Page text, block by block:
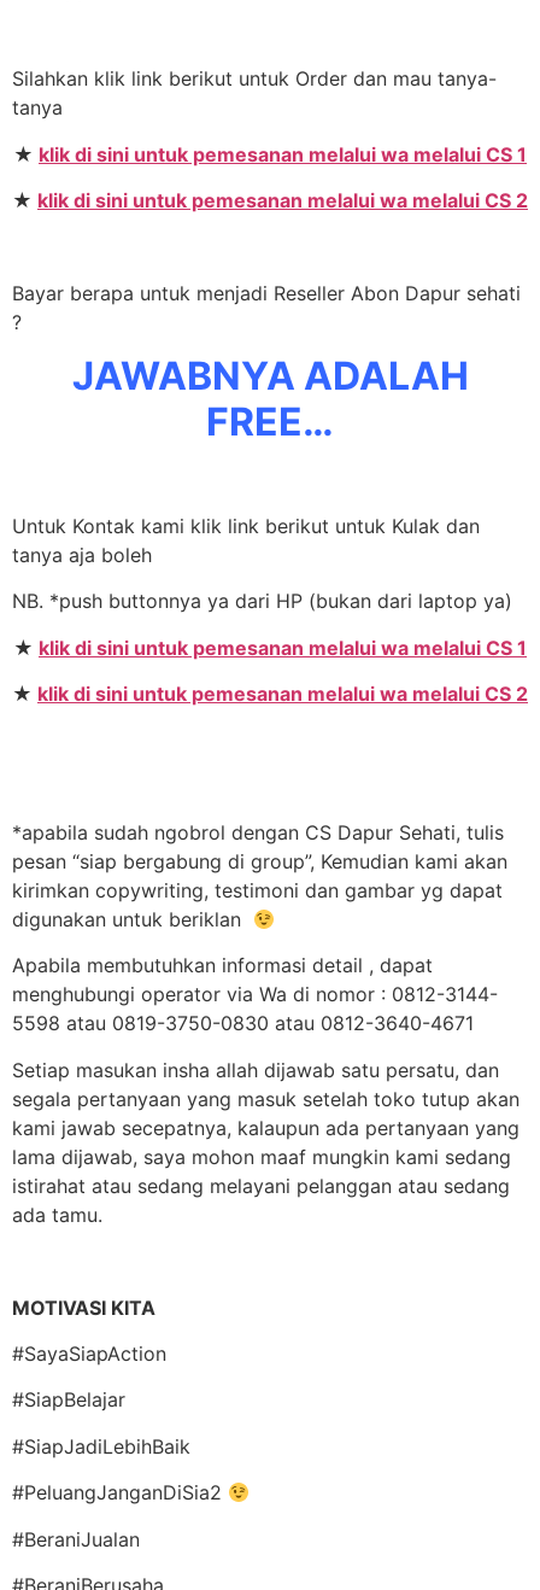
Silahkan klik link berikut untuk Order dan mau tanya-
tanya
★ klik di sini untuk pemesanan melalui wa melalui CS 1
★ klik di sini untuk pemesanan melalui wa melalui CS 2
Bayar berapa untuk menjadi Reseller Abon Dapur sehati
?
JAWABNYA ADALAH
FREE…
Untuk Kontak kami klik link berikut untuk Kulak dan
tanya aja boleh
NB. *push buttonnya ya dari HP (bukan dari laptop ya)
★ klik di sini untuk pemesanan melalui wa melalui CS 1
★ klik di sini untuk pemesanan melalui wa melalui CS 2
*apabila sudah ngobrol dengan CS Dapur Sehati, tulis
pesan “siap bergabung di group”, Kemudian kami akan
kirimkan copywriting, testimoni dan gambar yg dapat
digunakan untuk beriklan
Apabila membutuhkan informasi detail , dapat
menghubungi operator via Wa di nomor : 0812-3144-
5598 atau 0819-3750-0830 atau 0812-3640-4671
Setiap masukan insha allah dijawab satu persatu, dan
segala pertanyaan yang masuk setelah toko tutup akan
kami jawab secepatnya, kalaupun ada pertanyaan yang
lama dijawab, saya mohon maaf mungkin kami sedang
istirahat atau sedang melayani pelanggan atau sedang
ada tamu.
MOTIVASI KITA
#SayaSiapAction
#SiapBelajar
#SiapJadiLebihBaik
#PeluangJanganDiSia2
#BeraniJualan
#BeraniBerusaha